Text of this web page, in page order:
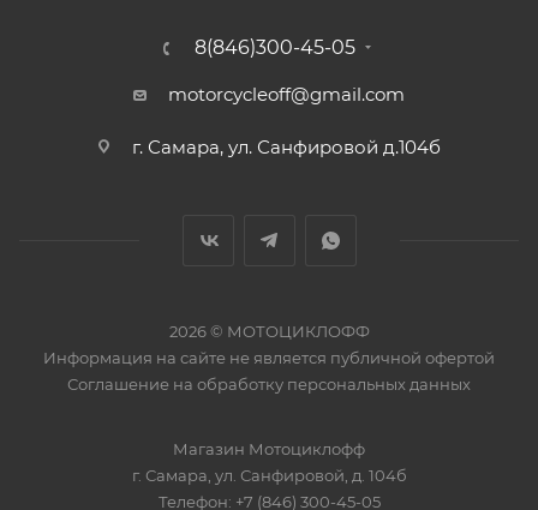
8(846)300-45-05
motorcycleoff@gmail.com
г. Самара, ул. Санфировой д.104б
2026 © МОТОЦИКЛОФФ
Информация на сайте не является публичной офертой
Соглашение на обработку персональных данных
Магазин Мотоциклофф
г. Самара ул. Санфировой, д. 104б
Телефон: +7 (846) 300-45-05